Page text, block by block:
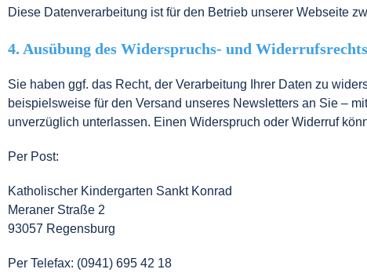
Diese Datenverarbeitung ist für den Betrieb unserer Webseite
4. Ausübung des Widerspruchs- und Widerrufsrechts
Sie haben ggf. das Recht, der Verarbeitung Ihrer Daten zu
beispielsweise für den Versand unseres Newsletters an Sie –
unverzüglich unterlassen. Einen Widerspruch oder Widerruf
Per Post:
Katholischer Kindergarten Sankt Konrad
Meraner Straße 2
93057 Regensburg
Per Telefax: (0941) 695 42 18